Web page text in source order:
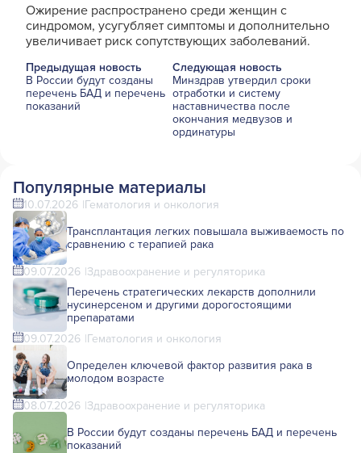
Ожирение распространено среди женщин с
синдромом, усугубляет симптомы и дополнительно
увеличивает риск сопутствующих заболеваний.
Предыдущая новость
В России будут созданы
перечень БАД и перечень
показаний
Следующая новость
Минздрав утвердил сроки
отработки и систему
наставничества после
окончания медвузов и
ординатуры
Популярные материалы
10.07.2026 Гематология и онкология
Трансплантация легких повышала выживаемость по
сравнению с терапией рака
09.07.2026 Здравоохранение и регуляторика
Перечень стратегических лекарств дополнили
нусинерсеном и другими дорогостоящими
препаратами
09.07.2026 Гематология и онкология
Определен ключевой фактор развития рака в
молодом возрасте
08.07.2026 Здравоохранение и регуляторика
В России будут созданы перечень БАД и перечень
показаний